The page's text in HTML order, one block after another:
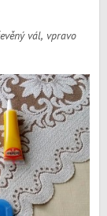
vál, vpravo